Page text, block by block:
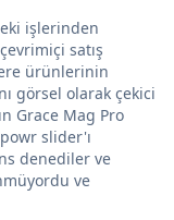
işlerinden
satış
ürünlerinin
görsel olarak çekici
Grace Mag Pro
slider'ı
denediler ve
ve